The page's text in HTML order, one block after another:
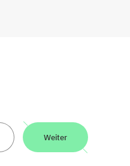
Weiter